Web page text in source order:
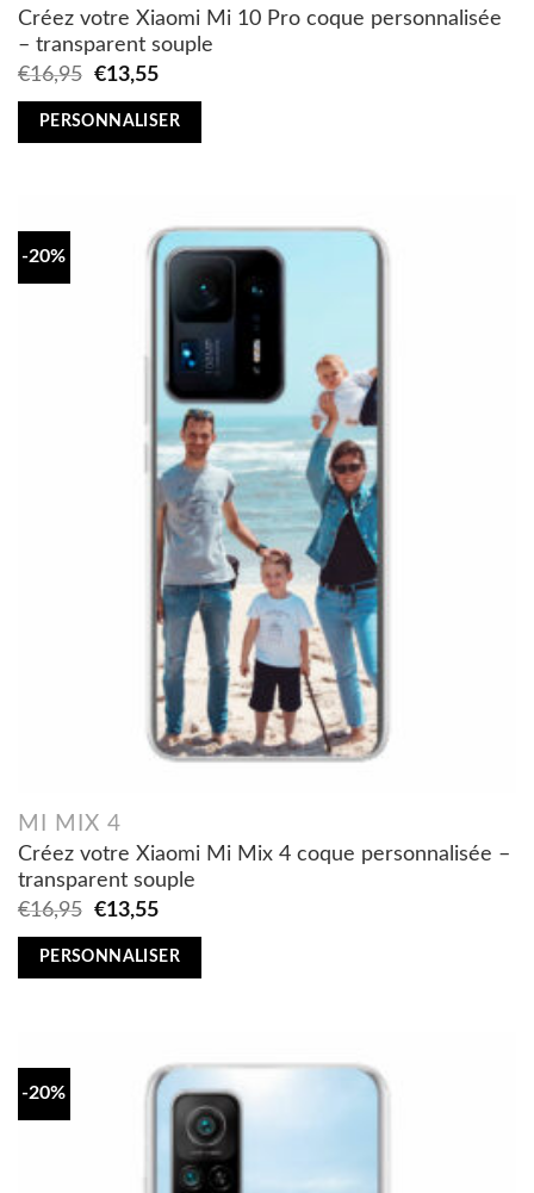
Créez votre Xiaomi Mi 10 Pro coque personnalisée
– transparent souple
€16,95
Original
was:
€13,55Current
is:
PERSONNALISER
-20%
MI MIX 4
Créez votre Xiaomi Mi Mix 4 coque personnalisée –
transparent souple
€16,95
Original
was:
€13,55Current
is:
PERSONNALISER
-20%